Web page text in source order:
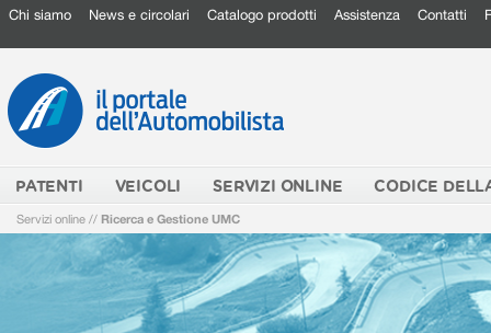
Chi siamo News e circolari Catalogo prodotti Assistenza Contatti
PATENTI VEICOLI SERVIZI ONLINE CODICE
Servizi online // Ricerca e Gestione UMC